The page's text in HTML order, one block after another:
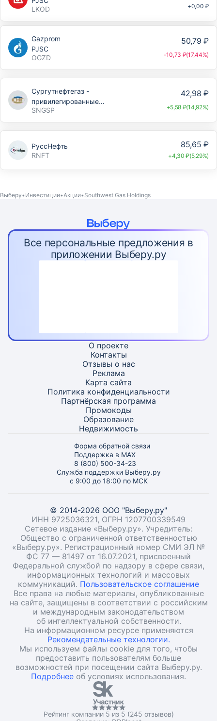
LKOD
+0,00 ₽
Gazprom
PJSC
OGZD
50,79 ₽
-10,73 ₽(17,44%)
Сургутнефтегаз -
привилегированные
акции
SNGSP
42,98 ₽
+5,58 ₽(14,92%)
РуссНефть
RNFT
85,65 ₽
+4,30 ₽(5,29%)
Выберу Инвестиции Акции Southwest Gas Holdings
Все персональные предложения в
приложении Выберу.ру
О проекте
Контакты
Отзывы о нас
Реклама
Карта сайта
Политика конфиденциальности
Партнёрская программа
Промокоды
Образование
Недвижимость
Форма обратной связи
Поддержка в MAX
8 (800) 500-34-23
Служба поддержки Выберу.ру
с 9:00 до 18:00 по МСК
© 2014-2026 ООО "Выберу.ру"
ИНН 9725036321, ОГРН 1207700339549
Сетевое издание «Выберу.ру». Учредитель:
Общество с ограниченной ответственностью
«Выберу.ру». Регистрационный номер СМИ ЭЛ №
ФС 77 — 81497 от 16.07.2021, присвоенный
Федеральной службой по надзору в сфере связи,
информационных технологий и массовых
коммуникаций. Пользовательское соглашение
Все права на любые материалы, опубликованные
на сайте, защищены в соответствии с российским
и международным законодательством
об интеллектуальной собственности.
На информационном ресурсе применяются
Рекомендательные технологии.
Мы используем файлы cookie для того, чтобы
предоставить пользователям больше
возможностей при посещении сайта Выберу.ру.
Подробнее об условиях использования.
Рейтинг компании 5 из 5 (245 отзывов)